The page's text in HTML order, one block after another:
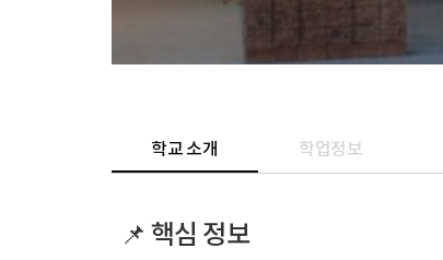
학교 소개 학업정보
📌 핵심 정보